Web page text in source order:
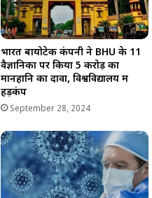
भारत बायोटेक कंपनी ने BHU के 11
वैज्ञानिकों पर किया 5 करोड़ का
मानहानि का दावा, विश्वविद्यालय में
हड़कंप
September 28, 2024